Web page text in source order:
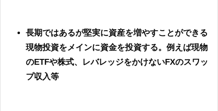
長期ではあるが堅実に資産を増やすことができる
現物投資をメインに資金を投資する。例えば現物
のETFや株式、レバレッジをかけないFXのスワッ
プ収入等